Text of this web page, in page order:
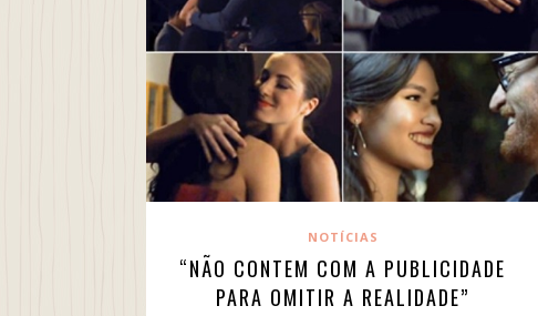
NOTÍCIAS
“NÃO CONTEM COM A PUBLICIDADE
PARA OMITIR A REALIDADE”